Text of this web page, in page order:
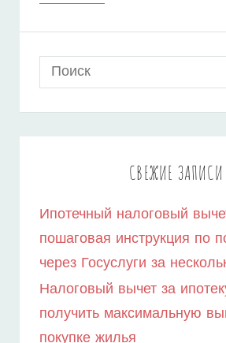
ПЕРВОНАЧАЛЬНОГО
ВЗНОСА
ПО
Search
for:
СВЕЖИЕ ЗАПИСИ
Ипотечный налоговый
пошаговая инструкция по
через Госуслуги за
Налоговый вычет за
получить максимальную
покупке жилья